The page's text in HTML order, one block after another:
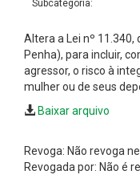
Subcategoria:
Altera a Lei nº 11.340,
Penha), para incluir,
agressor, o risco à
mulher ou de seus
Baixar arquivo
Revoga: Não revoga
Revogada por: Não é